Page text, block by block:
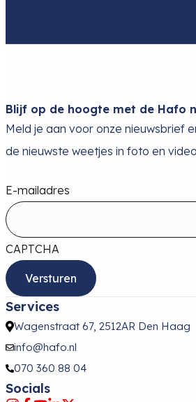
Blijf op de hoogte met de Hafo
Meld je aan voor onze nieuwsbrief
de nieuwste weetjes in foto en
E-mailadres
CAPTCHA
Services
Wagenstraat 67, 2512AR Den Haag
info@hafo.nl
070 360 88 04
Socials